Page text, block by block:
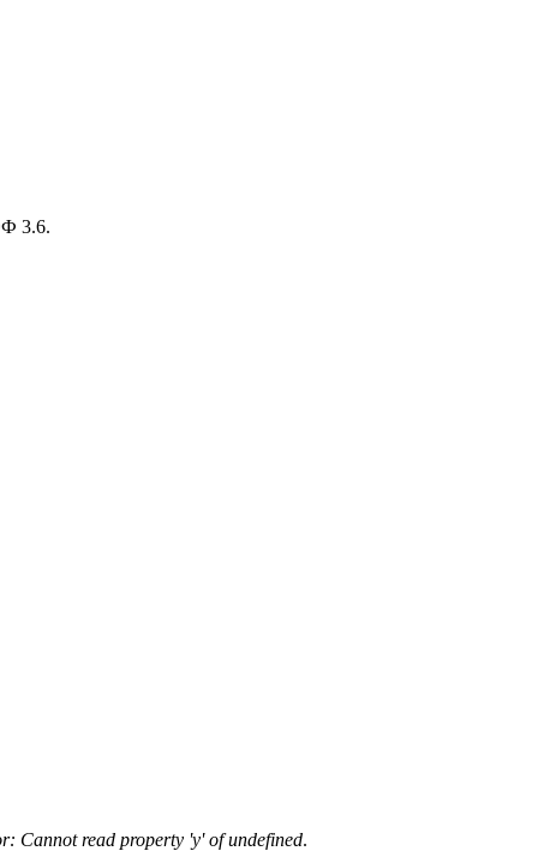
3.6.
Cannot read property 'y' of undefined.